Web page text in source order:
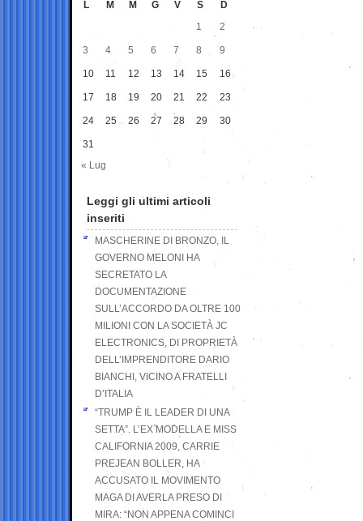
L M M G V S
D
1
2
3 4 5 6 7 8 9
10 11 12 13 14 15 16
17 18 19 20 21 22 23
24 25 26 27 28 29 30
31
« Lug
Leggi gli ultimi articoli
inseriti
MASCHERINE DI BRONZO, IL
GOVERNO MELONI HA
SECRETATO LA
DOCUMENTAZIONE
SULL’ACCORDO DA OLTRE 100
MILIONI CON LA SOCIETÀ JC
ELECTRONICS, DI PROPRIETÀ
DELL’IMPRENDITORE DARIO
BIANCHI, VICINO A FRATELLI
D’ITALIA
“TRUMP È IL LEADER DI UNA
SETTA”. L’EX MODELLA E MISS
CALIFORNIA 2009, CARRIE
PREJEAN BOLLER, HA
ACCUSATO IL MOVIMENTO
MAGA DI AVERLA PRESO DI
MIRA: “NON APPENA COMINCI